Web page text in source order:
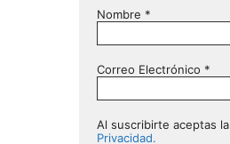
Nombre *
Correo Electrónico *
Al suscribirte aceptas la
Privacidad.